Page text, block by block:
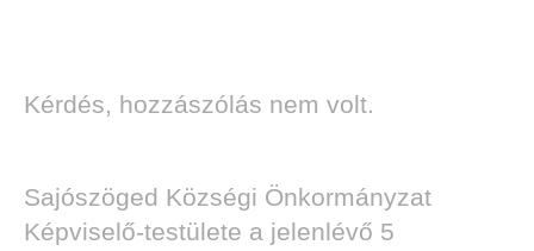
Kérdés, hozzászólás nem volt.
Sajószöged Községi Önkormányzat
Képviselő-testülete a jelenlévő 5